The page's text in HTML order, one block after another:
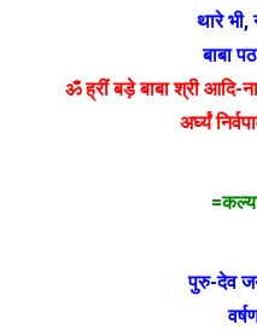
थारे भी,
बाबा
ॐ ह्रीं बड़े बाबा श्री आदि-
अर्घ्यं
पुरु-देव